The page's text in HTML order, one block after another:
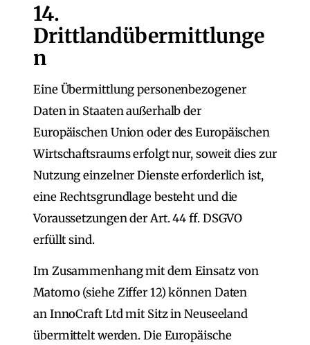
14.
Drittlandübermittlunge
n
Eine Übermittlung personenbezogener
Daten in Staaten außerhalb der
Europäischen Union oder des Europäischen
Wirtschaftsraums erfolgt nur, soweit dies zur
Nutzung einzelner Dienste erforderlich ist,
eine Rechtsgrundlage besteht und die
Voraussetzungen der Art. 44 ff. DSGVO
erfüllt sind.
Im Zusammenhang mit dem Einsatz von
Matomo (siehe Ziffer 12) können Daten
an InnoCraft Ltd mit Sitz in Neuseeland
übermittelt werden. Die Europäische